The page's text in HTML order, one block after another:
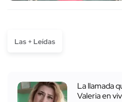
Las + Leídas
La llamada
Valeria en